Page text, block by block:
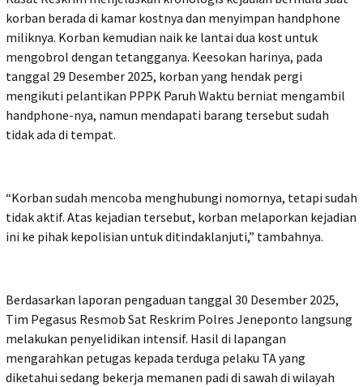
korban berada di kamar kostnya dan menyimpan handphone
miliknya. Korban kemudian naik ke lantai dua kost untuk
mengobrol dengan tetangganya. Keesokan harinya, pada
tanggal 29 Desember 2025, korban yang hendak pergi
mengikuti pelantikan PPPK Paruh Waktu berniat mengambil
handphone-nya, namun mendapati barang tersebut sudah
tidak ada di tempat.
“Korban sudah mencoba menghubungi nomornya, tetapi sudah
tidak aktif. Atas kejadian tersebut, korban melaporkan kejadian
ini ke pihak kepolisian untuk ditindaklanjuti,” tambahnya.
Berdasarkan laporan pengaduan tanggal 30 Desember 2025,
Tim Pegasus Resmob Sat Reskrim Polres Jeneponto langsung
melakukan penyelidikan intensif. Hasil di lapangan
mengarahkan petugas kepada terduga pelaku TA yang
diketahui sedang bekerja memanen padi di sawah di wilayah